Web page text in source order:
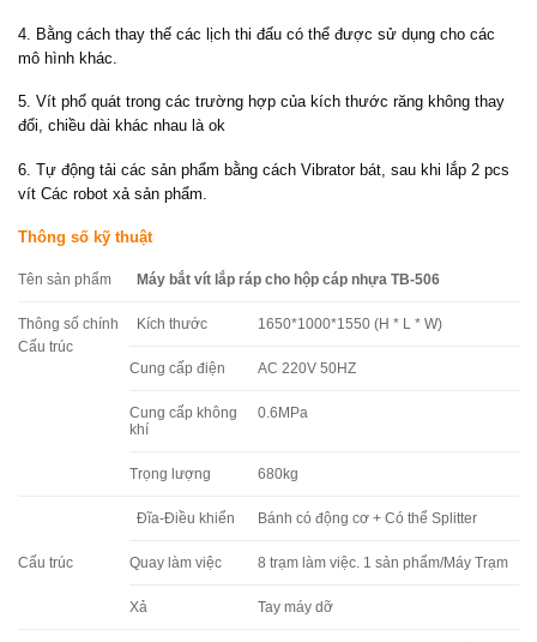
4. Bằng cách thay thế các lịch thi đấu có thể được sử dụng cho các
mô hình khác.
5. Vít phổ quát trong các trường hợp của kích thước răng không thay
đổi, chiều dài khác nhau là ok
6. Tự động tải các sản phẩm bằng cách Vibrator bát, sau khi lắp 2 pcs
vít Các robot xả sản phẩm.
Thông số kỹ thuật
Tên sản phẩm Máy bắt vít lắp ráp cho hộp cáp nhựa TB-506
Thông số chính
Cấu trúc
Kích thước 1650*1000*1550 (H * L * W)
Cung cấp điện AC 220V 50HZ
Cung cấp không
khí
0.6MPa
Trọng lượng 680kg
Cấu trúc
Đĩa-Điều khiển Bánh có động cơ + Có thể Splitter
Quay làm việc 8 trạm làm việc. 1 sản phẩm/Máy Trạm
Xả Tay máy dỡ